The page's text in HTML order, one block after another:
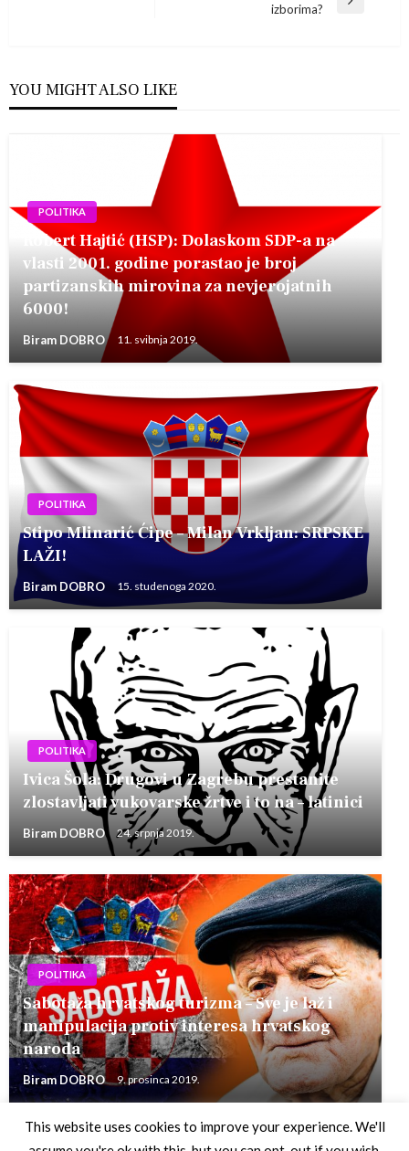
izborima?
YOU MIGHT ALSO LIKE
POLITIKA
Robert Hajtić (HSP): Dolaskom SDP-a na
vlasti 2001. godine porastao je broj
partizanskih mirovina za nevjerojatnih
6000!
Biram DOBRO 11. svibnja 2019.
POLITIKA
Stipo Mlinarić Ćipe – Milan Vrkljan: SRPSKE
LAŽI!
Biram DOBRO 15. studenoga 2020.
POLITIKA
Ivica Šola: Drugovi u Zagrebu prestanite
zlostavljati vukovarske žrtve i to na – latinici
Biram DOBRO 24. srpnja 2019.
POLITIKA
Sabotaža hrvatskog turizma – Sve je laž i
manipulacija protiv interesa hrvatskog
naroda
Biram DOBRO 9. prosinca 2019.
This website uses cookies to improve your experience. We'll